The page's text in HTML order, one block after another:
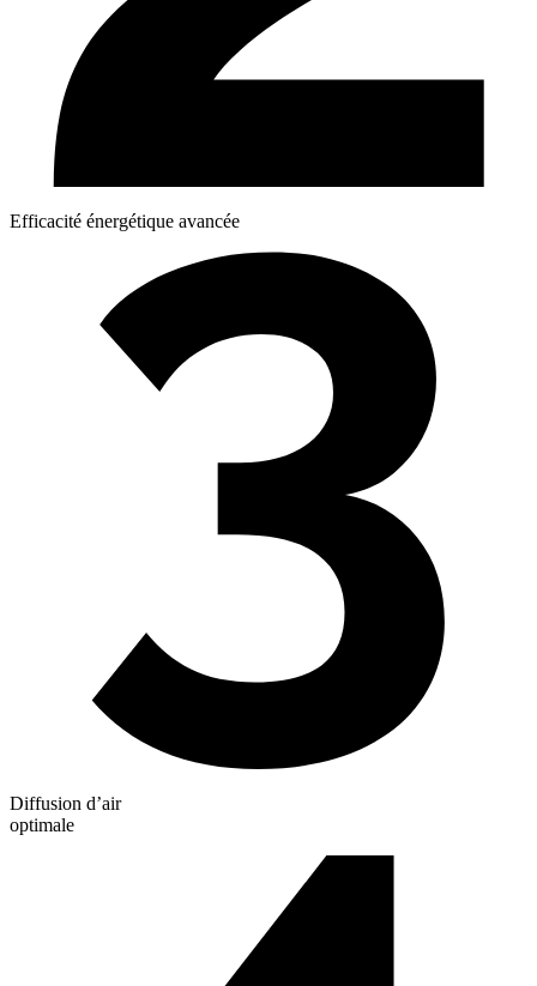
Efficacité énergétique avancée
Diffusion d’air
optimale